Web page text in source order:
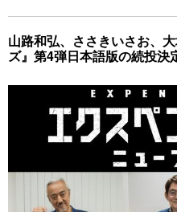
山路和弘、ささきいさお、
ズ』第4弾日本語版の続投決